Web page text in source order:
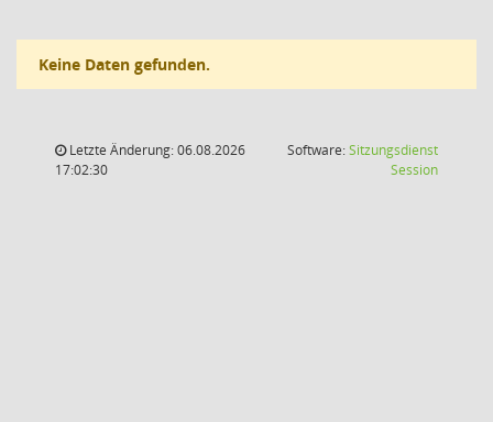
Keine Daten gefunden.
Letzte Änderung: 06.08.2026
17:02:30
Software:Sitzungsdienst
Session(Wird in